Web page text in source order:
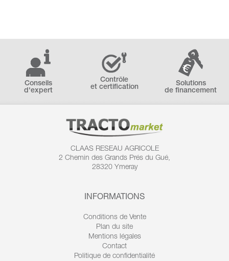
Conseils
d'expert
Contrôle
et certification
Solutions
de financement
CLAAS RESEAU AGRICOLE
2 Chemin des Grands Prés du Gué,
28320 Ymeray
INFORMATIONS
Conditions de Vente
Plan du site
Mentions légales
Contact
Politique de confidentialité